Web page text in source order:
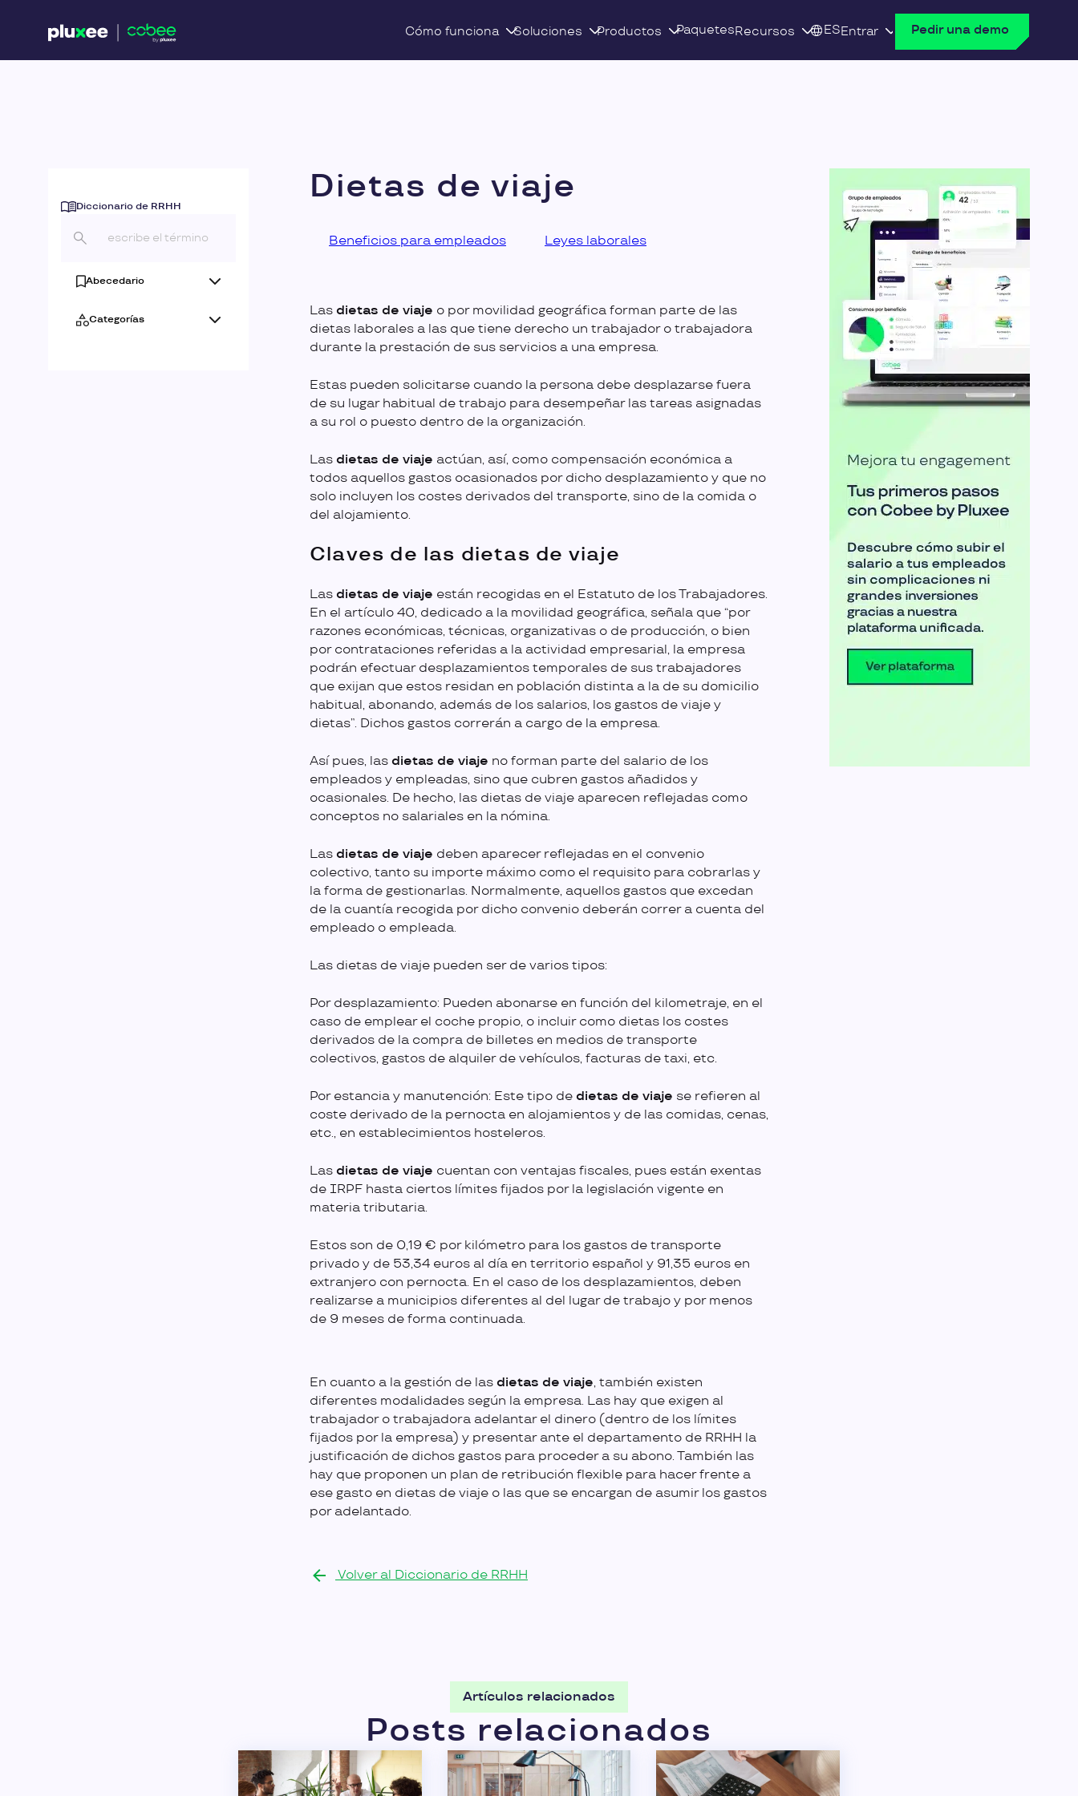
Cómo funciona Soluciones Productos PaquetesRecursos ESEntrar Pedir una demo
Diccionario de RRHH
Abecedario
Categorías
Dietas de viaje
Beneficios para empleados Leyes laborales
Las dietas de viaje o por movilidad geográfica forman parte de las
dietas laborales a las que tiene derecho un trabajador o trabajadora
durante la prestación de sus servicios a una empresa.
Estas pueden solicitarse cuando la persona debe desplazarse fuera
de su lugar habitual de trabajo para desempeñar las tareas asignadas
a su rol o puesto dentro de la organización.
Las dietas de viaje actúan, así, como compensación económica a
todos aquellos gastos ocasionados por dicho desplazamiento y que no
solo incluyen los costes derivados del transporte, sino de la comida o
del alojamiento.
Claves de las dietas de viaje
Las dietas de viaje están recogidas en el Estatuto de los Trabajadores.
En el artículo 40, dedicado a la movilidad geográfica, señala que “por
razones económicas, técnicas, organizativas o de producción, o bien
por contrataciones referidas a la actividad empresarial, la empresa
podrán efectuar desplazamientos temporales de sus trabajadores
que exijan que estos residan en población distinta a la de su domicilio
habitual, abonando, además de los salarios, los gastos de viaje y
dietas”. Dichos gastos correrán a cargo de la empresa.
Así pues, las dietas de viaje no forman parte del salario de los
empleados y empleadas, sino que cubren gastos añadidos y
ocasionales. De hecho, las dietas de viaje aparecen reflejadas como
conceptos no salariales en la nómina.
Las dietas de viaje deben aparecer reflejadas en el convenio
colectivo, tanto su importe máximo como el requisito para cobrarlas y
la forma de gestionarlas. Normalmente, aquellos gastos que excedan
de la cuantía recogida por dicho convenio deberán correr a cuenta del
empleado o empleada.
Las dietas de viaje pueden ser de varios tipos:
Por desplazamiento: Pueden abonarse en función del kilometraje, en el
caso de emplear el coche propio, o incluir como dietas los costes
derivados de la compra de billetes en medios de transporte
colectivos, gastos de alquiler de vehículos, facturas de taxi, etc.
Por estancia y manutención: Este tipo de dietas de viaje se refieren al
coste derivado de la pernocta en alojamientos y de las comidas, cenas,
etc., en establecimientos hosteleros.
Las dietas de viaje cuentan con ventajas fiscales, pues están exentas
de IRPF hasta ciertos límites fijados por la legislación vigente en
materia tributaria.
Estos son de 0,19 € por kilómetro para los gastos de transporte
privado y de 53,34 euros al día en territorio español y 91,35 euros en
extranjero con pernocta. En el caso de los desplazamientos, deben
realizarse a municipios diferentes al del lugar de trabajo y por menos
de 9 meses de forma continuada.
En cuanto a la gestión de las dietas de viaje, también existen
diferentes modalidades según la empresa. Las hay que exigen al
trabajador o trabajadora adelantar el dinero (dentro de los límites
fijados por la empresa) y presentar ante el departamento de RRHH la
justificación de dichos gastos para proceder a su abono. También las
hay que proponen un plan de retribución flexible para hacer frente a
ese gasto en dietas de viaje o las que se encargan de asumir los gastos
por adelantado.
Volver al Diccionario de RRHH
Artículos relacionados
Posts relacionados